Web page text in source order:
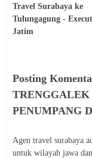
Travel Surabaya ke
Tulungagung -
Jatim
Posting
TRENGGALEK
PENUMPANG
Agen travel surabaya
untuk wilayah jawa